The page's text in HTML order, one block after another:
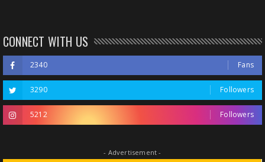
CONNECT WITH US
2340 Fans
3290 Followers
5212 Followers
- Advertisement -